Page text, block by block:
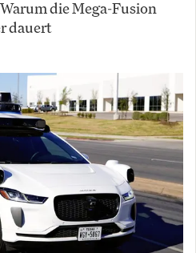
die Mega-Fusion
dauert